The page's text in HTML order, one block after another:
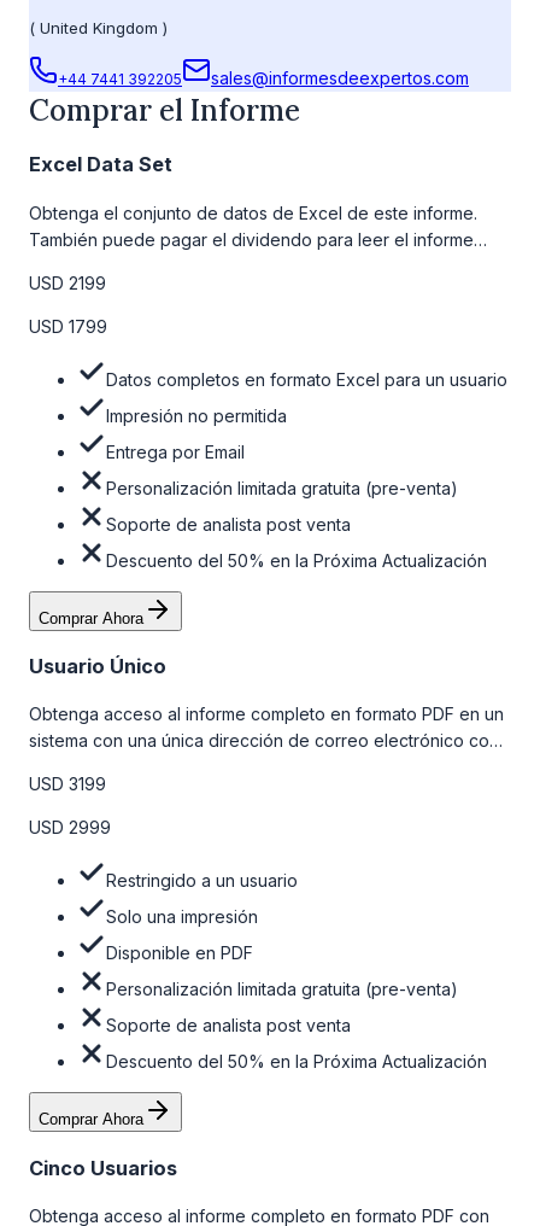
( United Kingdom )
+44 7441 392205 sales@informesdeexpertos.com
Comprar el Informe
Excel Data Set
Obtenga el conjunto de datos de Excel de este informe.
También puede pagar el dividendo para leer el informe
la tabla de precios a continuación.
USD 2199
USD 1799
Datos completos en formato Excel para un usuario
Impresión no permitida
Entrega por Email
Personalización limitada gratuita (pre-venta)
Soporte de analista post venta
Descuento del 50% en la Próxima Actualización
Comprar Ahora
Usuario Único
Obtenga acceso al informe completo en formato PDF en un
sistema con una única dirección de correo electrónico con
la tabla de precios a continuación.
USD 3199
USD 2999
Restringido a un usuario
Solo una impresión
Disponible en PDF
Personalización limitada gratuita (pre-venta)
Soporte de analista post venta
Descuento del 50% en la Próxima Actualización
Comprar Ahora
Cinco Usuarios
Obtenga acceso al informe completo en formato PDF con